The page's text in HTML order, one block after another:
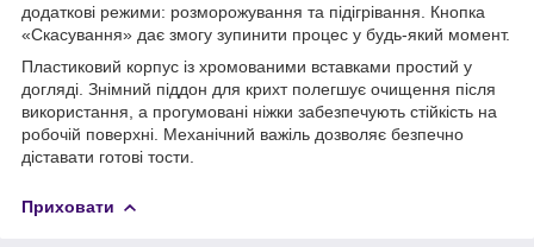
додаткові режими: розморожування та підігрівання. Кнопка
«Скасування» дає змогу зупинити процес у будь-який момент.
Пластиковий корпус із хромованими вставками простий у
догляді. Знімний піддон для крихт полегшує очищення після
використання, а прогумовані ніжки забезпечують стійкість на
робочій поверхні. Механічний важіль дозволяє безпечно
діставати готові тости.
Приховати